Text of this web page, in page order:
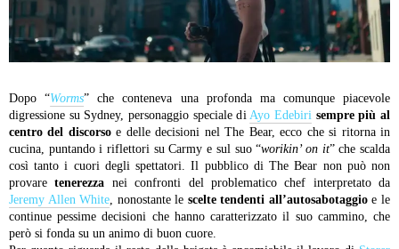
Dopo “Worms” che conteneva una profonda ma comunque piacevole
digressione su Sydney, personaggio speciale diAyo Edebiri sempre più al
centro del discorsoe delle decisioni nel The Bear, ecco che si ritorna in
cucina, puntando i riflettori su Carmy e sul suo “worikin’ on it” che scalda
così tanto i cuori degli spettatori. Il pubblico di The Bear non può non
provaretenerezza nei confronti del problematico chef interpretato da
Jeremy Allen White, nonostante le scelte tendenti all’autosabotaggioe le
continue pessime decisioni che hanno caratterizzato il suo cammino, che
però si fonda su un animo di buon cuore.